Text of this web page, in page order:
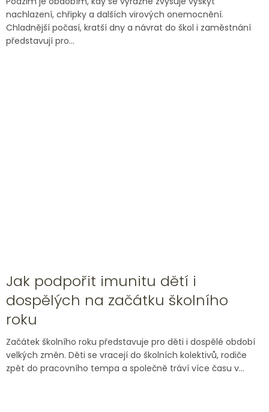
nachlazení, chřipky a dalších virových onemocnění.
Chladnější počasí, kratší dny a návrat do škol i zaměstnání
představují pro...
Jak podpořit imunitu dětí i
dospělých na začátku školního
roku
Začátek školního roku představuje pro děti i dospělé období
velkých změn. Děti se vracejí do školních kolektivů, rodiče
zpět do pracovního tempa a společně tráví více času v...